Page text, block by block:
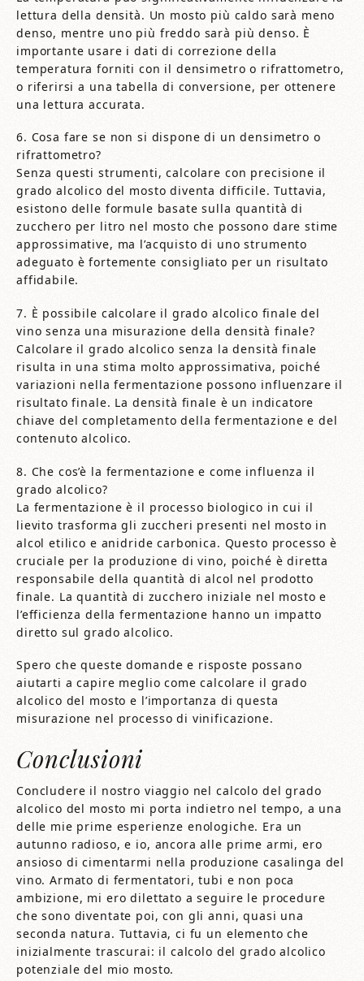
lettura della densità. Un mosto più caldo sarà meno
denso, mentre uno più freddo sarà più denso. È
importante usare i dati di correzione della
temperatura forniti con il densimetro o rifrattometro,
o riferirsi a una tabella di conversione, per ottenere
una lettura accurata.
6. Cosa fare se non si dispone di un densimetro o
rifrattometro?
Senza questi strumenti, calcolare con precisione il
grado alcolico del mosto diventa difficile. Tuttavia,
esistono delle formule basate sulla quantità di
zucchero per litro nel mosto che possono dare stime
approssimative, ma l’acquisto di uno strumento
adeguato è fortemente consigliato per un risultato
affidabile.
7. È possibile calcolare il grado alcolico finale del
vino senza una misurazione della densità finale?
Calcolare il grado alcolico senza la densità finale
risulta in una stima molto approssimativa, poiché
variazioni nella fermentazione possono influenzare il
risultato finale. La densità finale è un indicatore
chiave del completamento della fermentazione e del
contenuto alcolico.
8. Che cos’è la fermentazione e come influenza il
grado alcolico?
La fermentazione è il processo biologico in cui il
lievito trasforma gli zuccheri presenti nel mosto in
alcol etilico e anidride carbonica. Questo processo è
cruciale per la produzione di vino, poiché è diretta
responsabile della quantità di alcol nel prodotto
finale. La quantità di zucchero iniziale nel mosto e
l’efficienza della fermentazione hanno un impatto
diretto sul grado alcolico.
Spero che queste domande e risposte possano
aiutarti a capire meglio come calcolare il grado
alcolico del mosto e l’importanza di questa
misurazione nel processo di vinificazione.
Conclusioni
Concludere il nostro viaggio nel calcolo del grado
alcolico del mosto mi porta indietro nel tempo, a una
delle mie prime esperienze enologiche. Era un
autunno radioso, e io, ancora alle prime armi, ero
ansioso di cimentarmi nella produzione casalinga del
vino. Armato di fermentatori, tubi e non poca
ambizione, mi ero dilettato a seguire le procedure
che sono diventate poi, con gli anni, quasi una
seconda natura. Tuttavia, ci fu un elemento che
inizialmente trascurai: il calcolo del grado alcolico
potenziale del mio mosto.